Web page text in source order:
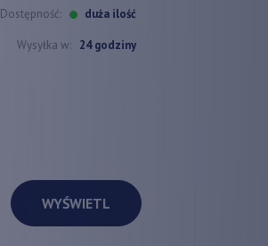
Dostępność: duża ilość
Wysyłka w: 24 godziny
WYŚWIETL